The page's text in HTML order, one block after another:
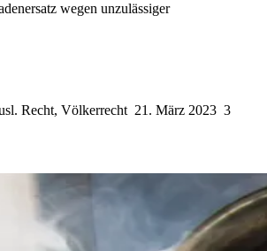
wegen unzulässiger
Recht, Völkerrecht 21. März 2023 3